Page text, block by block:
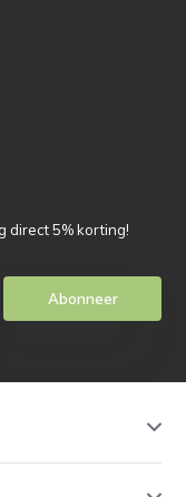
direct 5% korting!
Abonneer